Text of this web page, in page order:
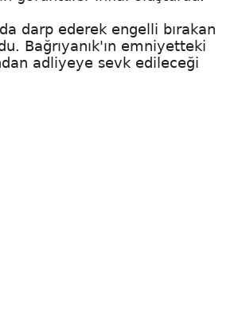
darp ederek engelli bırakan
Bağrıyanık'ın emniyetteki
adliyeye sevk edileceği